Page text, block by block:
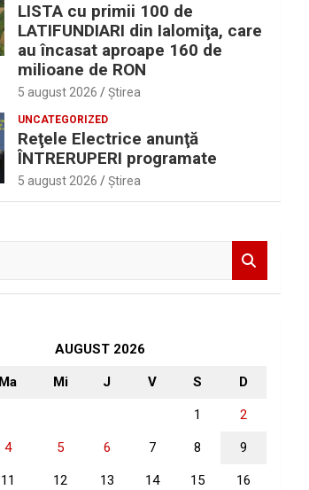
LISTA cu primii 100 de
LATIFUNDIARI din Ialomiţa, care
au încasat aproape 160 de
milioane de RON
5 august 2026 Ştirea
UNCATEGORIZED
Reţele Electrice anunţă
ÎNTRERUPERI programate
5 august 2026 Ştirea
AUGUST 2026
Ma Mi J V S D
1 2
4 5 6 7 8 9
11 12 13 14 15 16